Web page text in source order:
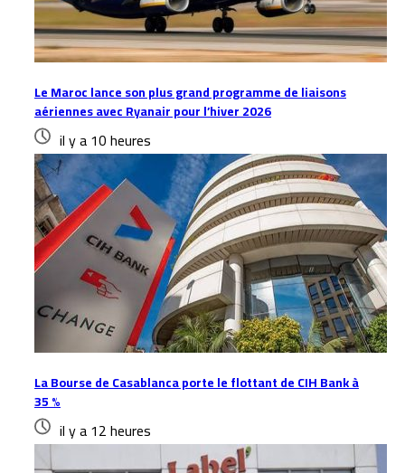
Le Maroc lance son plus grand programme de liaisons
aériennes avec Ryanair pour l’hiver 2026
il y a 10 heures
La Bourse de Casablanca porte le flottant de CIH Bank à
35 %
il y a 12 heures